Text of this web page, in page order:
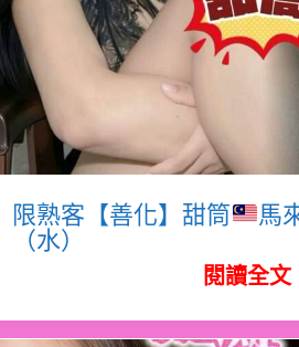
限熟客【善化】甜筒
馬
（水）
閱讀全文